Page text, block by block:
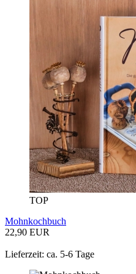
TOP
Mohnkochbuch
22,90 EUR
Lieferzeit: ca. 5-6 Tage